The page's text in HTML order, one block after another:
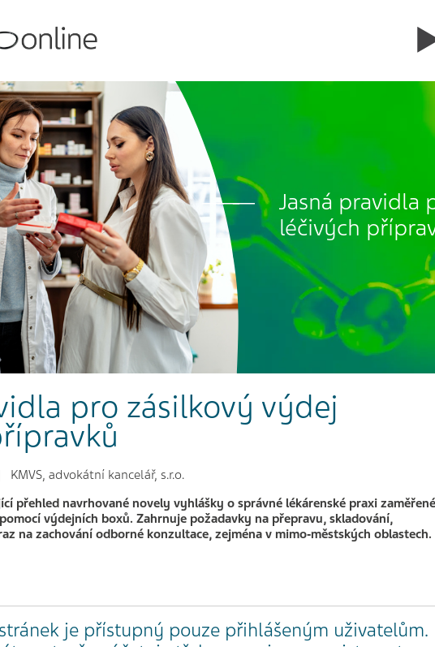
Jasná pravidla
léčivých
pro zásilkový výdej
advokátní kancelář, s.r.o.
přehled navrhované novely vyhlášky o správné lékárenské praxi zaměřené
výdejních boxů. Zahrnuje požadavky na přepravu, skladování,
na zachování odborné konzultace, zejména v mimo‑městských oblastech.
je přístupný pouze přihlášeným uživatelům.